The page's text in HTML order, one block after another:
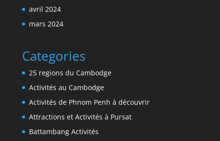
avril 2024
mars 2024
Categories
25 regions du Cambodge
Activités au Cambodge
Activités de Phnom Penh à découvrir
Attractions et Activités à Pursat
Battambang Activités